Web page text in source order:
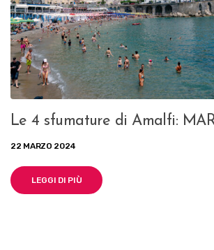
Le 4 sfumature di Amalfi:
22 MARZO 2024
LEGGI DI PIÙ